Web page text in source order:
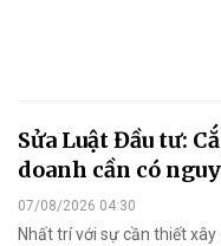
Sửa Luật Đầu tư:
doanh cần có
07/08/2026 04:30
Nhất trí với sự cần thiết